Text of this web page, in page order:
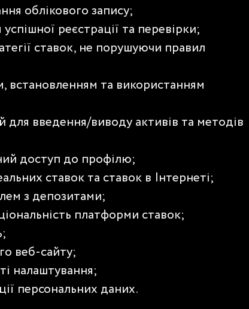
облікового запису;
реєстрації та перевірки;
ставок, не порушуючи правил
встановленням та використанням
для введення/виводу активів та методів
доступ до профілю;
ставок та ставок в Інтернеті;
з депозитами;
платформи ставок;
веб-сайту;
налаштування;
персональних даних.